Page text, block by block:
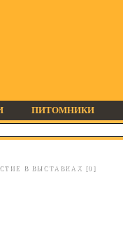
ПИТОМНИКИ
В ВЫСТАВКАХ [0]